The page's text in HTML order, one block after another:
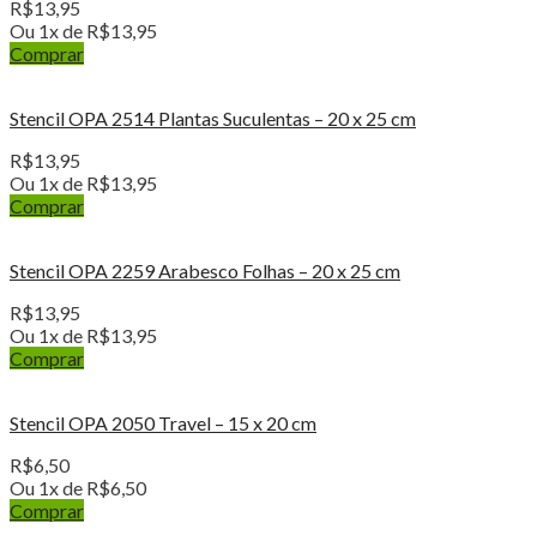
R$13,95
Ou 1x de R$13,95
Comprar
Stencil OPA 2514 Plantas Suculentas – 20 x 25 cm
R$13,95
Ou 1x de R$13,95
Comprar
Stencil OPA 2259 Arabesco Folhas – 20 x 25 cm
R$13,95
Ou 1x de R$13,95
Comprar
Stencil OPA 2050 Travel – 15 x 20 cm
R$6,50
Ou 1x de R$6,50
Comprar